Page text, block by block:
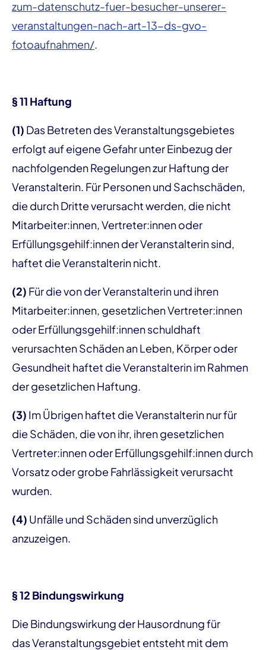
zum-datenschutz-fuer-besucher-unserer-
veranstaltungen-nach-art-13-ds-gvo-
fotoaufnahmen/.
§ 11 Haftung
(1) Das Betreten des Veranstaltungsgebietes
erfolgt auf eigene Gefahr unter Einbezug der
nachfolgenden Regelungen zur Haftung der
Veranstalterin. Für Personen und Sachschäden,
die durch Dritte verursacht werden, die nicht
Mitarbeiter:innen, Vertreter:innen oder
Erfüllungsgehilf:innen der Veranstalterin sind,
haftet die Veranstalterin nicht.
(2) Für die von der Veranstalterin und ihren
Mitarbeiter:innen, gesetzlichen Vertreter:innen
oder Erfüllungsgehilf:innen schuldhaft
verursachten Schäden an Leben, Körper oder
Gesundheit haftet die Veranstalterin im Rahmen
der gesetzlichen Haftung.
(3) Im Übrigen haftet die Veranstalterin nur für
die Schäden, die von ihr, ihren gesetzlichen
Vertreter:innen oder Erfüllungsgehilf:innen durch
Vorsatz oder grobe Fahrlässigkeit verursacht
wurden.
(4) Unfälle und Schäden sind unverzüglich
anzuzeigen.
§ 12 Bindungswirkung
Die Bindungswirkung der Hausordnung für
das Veranstaltungsgebiet entsteht mit dem